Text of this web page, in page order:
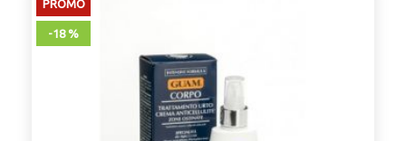
PROMO
-18 %